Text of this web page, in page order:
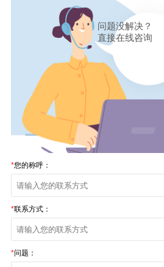
问题没解决？
直接在线咨询
*您的称呼：
*联系方式：
*问题：